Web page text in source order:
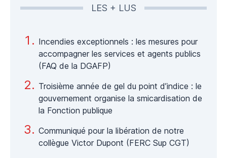
LES + LUS
Incendies exceptionnels : les mesures pour
accompagner les services et agents publics
(FAQ de la DGAFP)
Troisième année de gel du point d’indice : le
gouvernement organise la smicardisation de
la Fonction publique
Communiqué pour la libération de notre
collègue Victor Dupont (FERC Sup CGT)